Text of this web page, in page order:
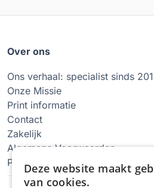
Over ons
Ons verhaal: specialist sinds
Onze Missie
Print informatie
Contact
Zakelijk
Algemene Voorwaarden
Privacy Policy
Deze website maakt
van cookies.